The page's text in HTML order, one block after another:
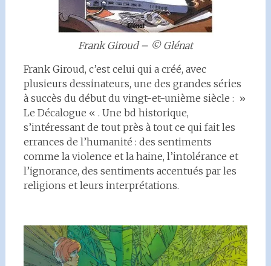
Frank Giroud – © Glénat
Frank Giroud, c’est celui qui a créé, avec
plusieurs dessinateurs, une des grandes séries
à succès du début du vingt-et-unième siècle : »
Le Décalogue « . Une bd historique,
s’intéressant de tout près à tout ce qui fait les
errances de l’humanité : des sentiments
comme la violence et la haine, l’intolérance et
l’ignorance, des sentiments accentués par les
religions et leurs interprétations.